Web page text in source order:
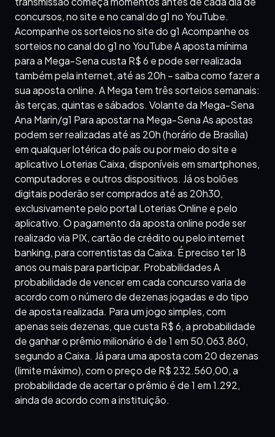
concursos, no site e no canal do g1 no YouTube.
Acompanhe os sorteios no site do g1 Acompanhe os
sorteios no canal do g1 no YouTube A aposta mínima
para a Mega-Sena custa R$ 6 e pode ser realizada
também pela internet, até as 20h – saiba como fazer a
sua aposta online. A Mega tem três sorteios semanais:
às terças, quintas e sábados. Volante da Mega-Sena
Ana Marin/g1 Para apostar na Mega-Sena As apostas
podem ser realizadas até as 20h (horário de Brasília)
em qualquer lotérica do país ou por meio do site e
aplicativo Loterias Caixa, disponíveis em smartphones,
computadores e outros dispositivos. Já os bolões
digitais poderão ser comprados até as 20h30,
exclusivamente pelo portal Loterias Online e pelo
aplicativo. O pagamento da aposta online pode ser
realizado via PIX, cartão de crédito ou pelo internet
banking, para correntistas da Caixa. É preciso ter 18
anos ou mais para participar. Probabilidades A
probabilidade de vencer em cada concurso varia de
acordo com o número de dezenas jogadas e do tipo
de aposta realizada. Para um jogo simples, com
apenas seis dezenas, que custa R$ 6, a probabilidade
de ganhar o prêmio milionário é de 1 em 50.063.860,
segundo a Caixa. Já para uma aposta com 20 dezenas
(limite máximo), com o preço de R$ 232.560,00, a
probabilidade de acertar o prêmio é de 1 em 1.292,
ainda de acordo com a instituição.